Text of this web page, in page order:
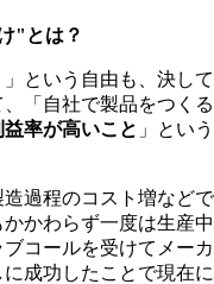
"とは？
という自由も、決して
「自社で製品をつくる
率が高いこと 」という
過程のコスト増などで
かわらず一度は生産中
コールを受けてメーカ
成功したことで現在に